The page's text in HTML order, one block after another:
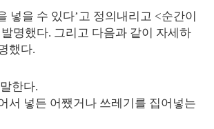
넣을 수 있다’고 정의내리고 <순간이
명했다. 그리고 다음과 같이 자세하
했다.
한다.
서 넣든 어쨌거나 쓰레기를 집어넣는